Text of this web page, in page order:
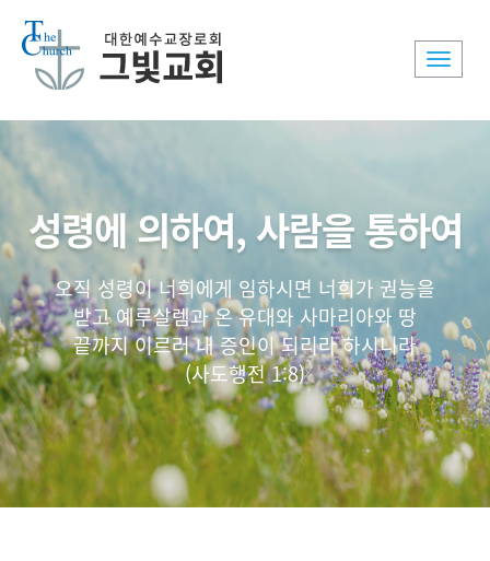
Toggle
성령에 의하여, 사람을 통하여
오직 성령이 너희에게 임하시면 너희가 권능을
받고 예루살렘과 온 유대와 사마리아와 땅
끝까지 이르러 내 증인이 되리라 하시니라
(사도행전 1:8)